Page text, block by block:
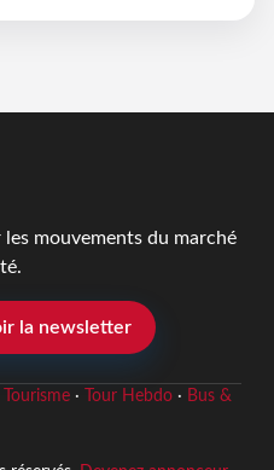
mouvements du marché
la newsletter
· Tour Hebdo· Bus &